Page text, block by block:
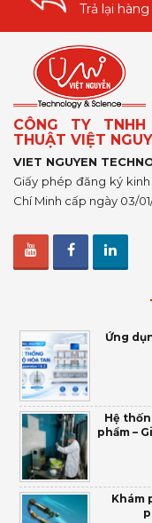
Trả lại
CÔNG TY
THUẬT VIỆT
VIET NGUYEN
Giấy phép đăng ký kinh
Chí Minh cấp ngày 03/
Ứng
Hệ
phẩm –
Khám